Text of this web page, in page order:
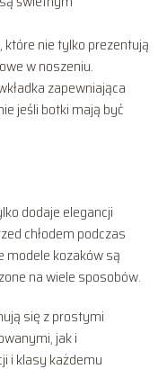
nie tylko prezentują
w noszeniu.
zapewniająca
jeśli botki mają być
dodaje elegancji
chłodem podczas
modele kozaków są
na wiele sposobów.
się z prostymi
jak i
i klasy każdemu